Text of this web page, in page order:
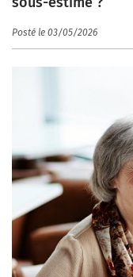
Posté le 03/05/2026